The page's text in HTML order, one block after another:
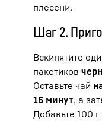
плесени.
Шаг 2.
Вскипятите
пакетиков
Оставьте чай
15 минут, а
Добавьте 100